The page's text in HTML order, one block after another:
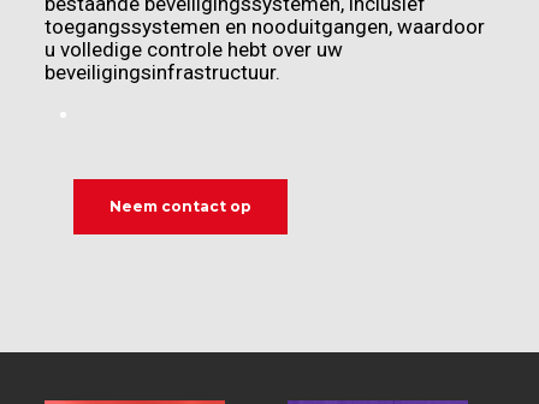
toegangssystemen en nooduitgangen, waardoor
u volledige controle hebt over uw
beveiligingsinfrastructuur.
Neem contact op